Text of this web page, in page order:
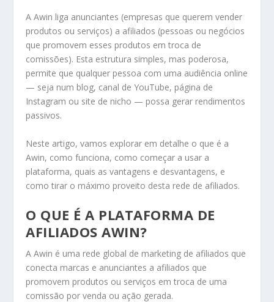
A Awin liga anunciantes (empresas que querem vender
produtos ou serviços) a afiliados (pessoas ou negócios
que promovem esses produtos em troca de
comissões). Esta estrutura simples, mas poderosa,
permite que qualquer pessoa com uma audiência online
— seja num blog, canal de YouTube, página de
Instagram ou site de nicho — possa gerar rendimentos
passivos.
Neste artigo, vamos explorar em detalhe o que é a
Awin, como funciona, como começar a usar a
plataforma, quais as vantagens e desvantagens, e
como tirar o máximo proveito desta rede de afiliados.
O QUE É A PLATAFORMA DE
AFILIADOS AWIN?
A Awin é uma rede global de marketing de afiliados que
conecta marcas e anunciantes a afiliados que
promovem produtos ou serviços em troca de uma
comissão por venda ou ação gerada.